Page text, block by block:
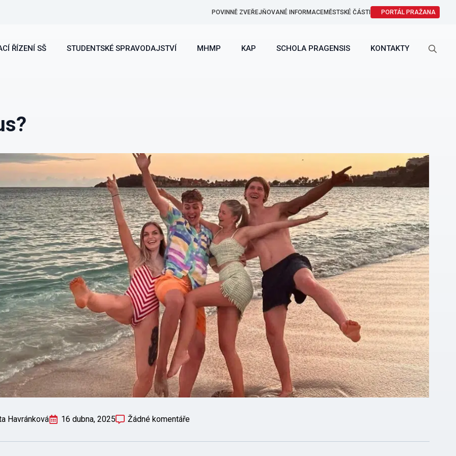
POVINNĚ ZVEŘEJŇOVANÉ INFORMACEMĚSTSKÉ ČÁSTI PORTÁL PRAŽANA
ŘÍZENÍ SŠ STUDENTSKÉ SPRAVODAJSTVÍ MHMP KAP SCHOLA PRAGENSIS KONTAKTY
Havránková 16 dubna, 2025 Žádné komentáře